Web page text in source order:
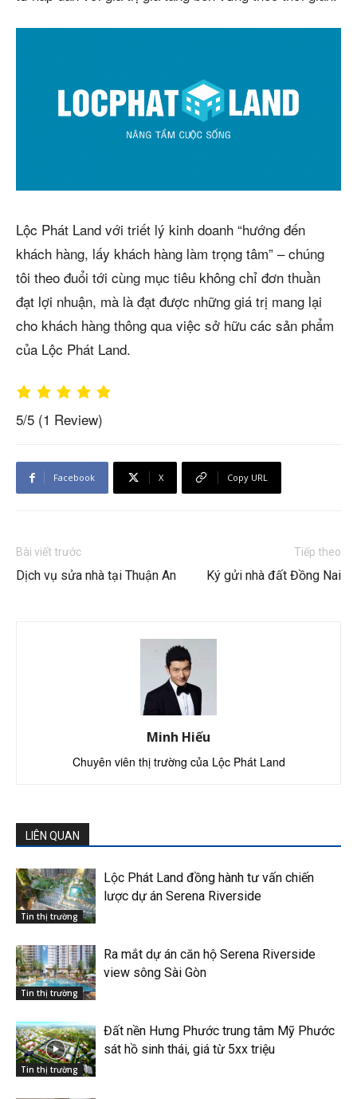
Lộc Phát Land với triết lý kinh doanh “hướng đến
khách hàng, lấy khách hàng làm trọng tâm” – chúng
tôi theo đuổi tới cùng mục tiêu không chỉ đơn thuần
đạt lợi nhuận, mà là đạt được những giá trị mang lại
cho khách hàng thông qua việc sở hữu các sản phẩm
của Lộc Phát Land.
5/5 (1 Review)
Facebook X Copy URL
Bài viết trước
Dịch vụ sửa nhà tại Thuận An
Tiếp theo
Ký gửi nhà đất Đồng Nai
Minh Hiếu
Chuyên viên thị trường của Lộc Phát Land
LIÊN QUAN
Tin thị trường
Lộc Phát Land đồng hành tư vấn chiến
lược dự án Serena Riverside
Tin thị trường
Ra mắt dự án căn hộ Serena Riverside
view sông Sài Gòn
Tin thị trường
Đất nền Hưng Phước trung tâm Mỹ Phước
sát hồ sinh thái, giá từ 5xx triệu